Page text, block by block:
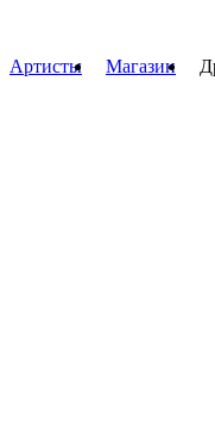
Артисты Магазин